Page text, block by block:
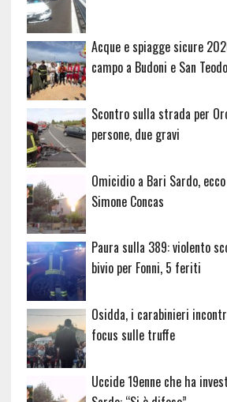
Acque e spiagge sicure
campo a Budoni e San
Scontro sulla strada per
persone, due gravi
Omicidio a Bari Sardo,
Simone Concas
Paura sulla 389: violento
bivio per Fonni, 5 feriti
Osidda, i carabinieri
focus sulle truffe
Uccide 19enne che ha